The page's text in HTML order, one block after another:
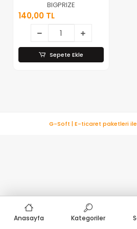
Large 140x52*100
BIGPRIZE
140,00 TL
Sepete Ekle
Anasayfa Kategoriler
G-Soft | E-ticaret paketleri ile